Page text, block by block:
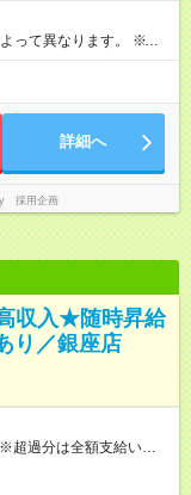
って異なります。 ※サ
単位で支給。
詳細へ
採用企画
収入★随時昇給
り／銀座店
過分は全額支給いたし
残業時間 5.5時間／月
，940円)を含む。超過